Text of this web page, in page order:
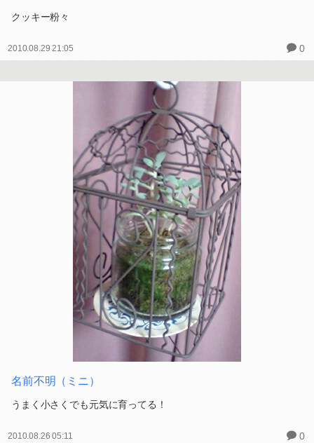
クッキー粉々
2010.08.29 21:05 0
名前不明（ミニ）
うまく小さくでも元気に育ってる！
2010.08.26 05:11 0